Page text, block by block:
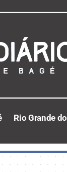
Rio Grande do